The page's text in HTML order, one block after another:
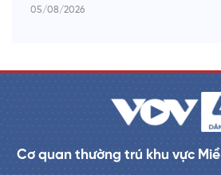
05/08/2026
Cơ quan thường trú khu vực